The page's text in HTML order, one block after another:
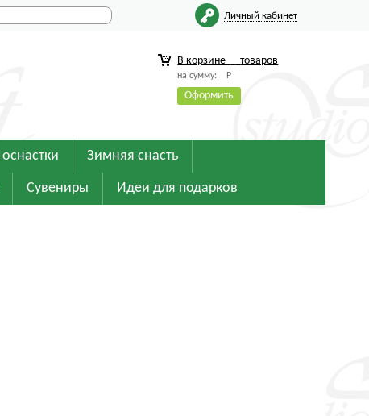
Личный кабинет
В корзине товаров
на сумму: Р
Оформить
Зимняя снасть
Сувениры Идеи для подарков